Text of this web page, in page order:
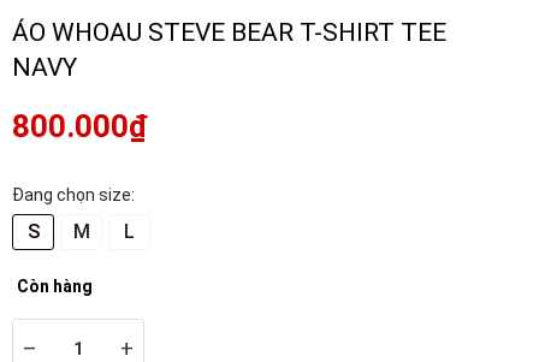
ÁO WHOAU STEVE BEAR T-SHIRT TEE
NAVY
800.000₫
Đang chọn size:
S M L
Còn hàng
– +